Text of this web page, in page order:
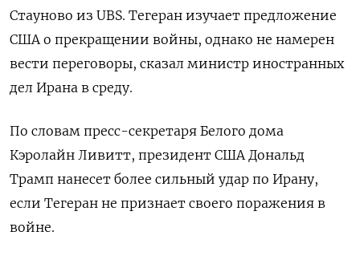
Стауново из ‌UBS. Тегеран изучает предложение
США о прекращении войны, однако не намерен
вести переговоры, сказал министр иностранных ​
дел Ирана в среду.
По словам пресс-секретаря Белого дома
Кэролайн Ливитт, президент США Дональд
Трамп ‌нанесет более сильный удар по Ирану,
если Тегеран не признает своего поражения в
войне.